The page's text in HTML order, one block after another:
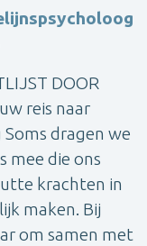
DOOR
reis naar
dragen we
mee die ons
krachten in
maken. Bij
om samen met